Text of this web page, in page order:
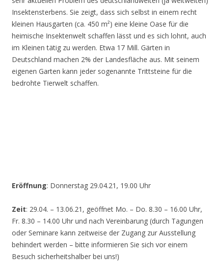
Insektensterbens. Sie zeigt, dass sich selbst in einem recht
kleinen Hausgarten (ca. 450 m²) eine kleine Oase für die
heimische Insektenwelt schaffen lässt und es sich lohnt, auch
im Kleinen tätig zu werden. Etwa 17 Mill. Gärten in
Deutschland machen 2% der Landesfläche aus. Mit seinem
eigenen Garten kann jeder sogenannte Trittsteine für die
bedrohte Tierwelt schaffen.
Eröffnung: Donnerstag 29.04.21, 19.00 Uhr
Zeit: 29.04. – 13.06.21, geöffnet Mo. – Do. 8.30 – 16.00 Uhr,
Fr. 8.30 – 14.00 Uhr und nach Vereinbarung (durch Tagungen
oder Seminare kann zeitweise der Zugang zur Ausstellung
behindert werden – bitte informieren Sie sich vor einem
Besuch sicherheitshalber bei uns!)